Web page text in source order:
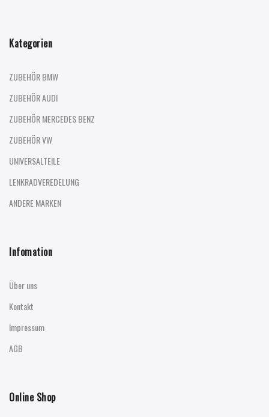
Kategorien
ZUBEHÖR BMW
ZUBEHÖR AUDI
ZUBEHÖR MERCEDES BENZ
ZUBEHÖR VW
UNIVERSALTEILE
LENKRADVEREDELUNG
ANDERE MARKEN
Infomation
Über uns
Kontakt
Impressum
AGB
Online Shop